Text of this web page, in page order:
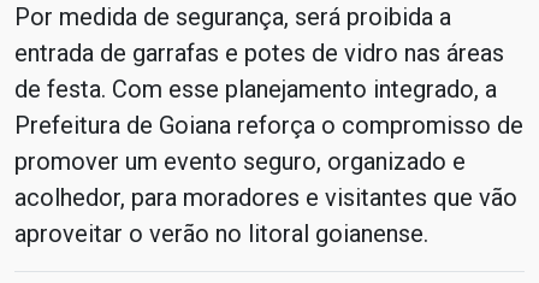
Por medida de segurança, será proibida a
entrada de garrafas e potes de vidro nas áreas
de festa. Com esse planejamento integrado, a
Prefeitura de Goiana reforça o compromisso de
promover um evento seguro, organizado e
acolhedor, para moradores e visitantes que vão
aproveitar o verão no litoral goianense.